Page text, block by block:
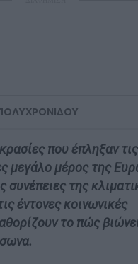
που έπληξαν τις
μεγάλο μέρος της
συνέπειες της
έντονες κοινωνικές
το πώς